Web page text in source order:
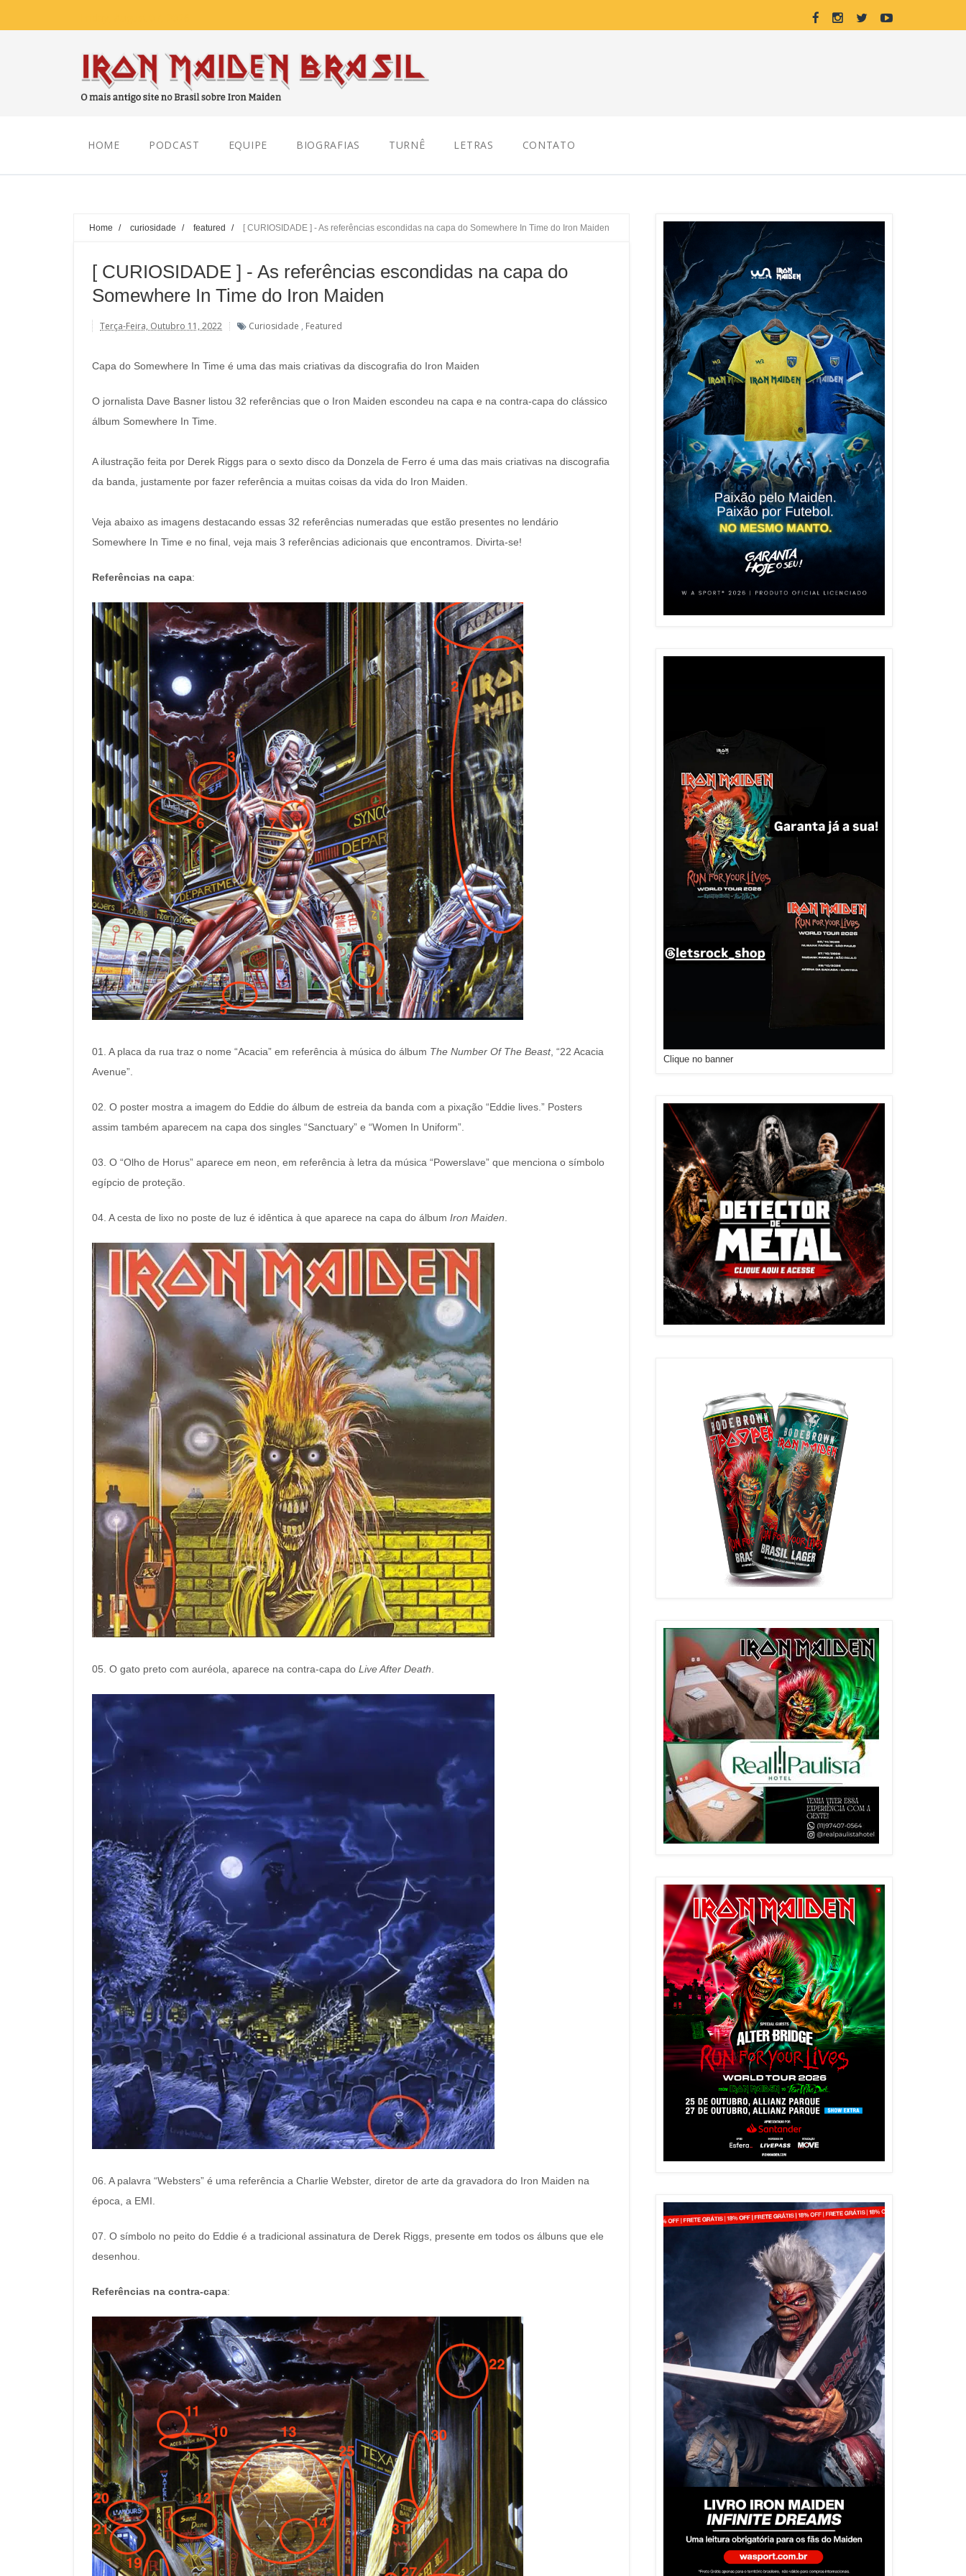
HOME PODCAST EQUIPE BIOGRAFIAS TURNÊ LETRAS CONTATO
Home / curiosidade / featured / [ CURIOSIDADE ] - As referências escondidas na capa do Somewhere In Time do Iron Maiden
[ CURIOSIDADE ] - As referências escondidas na capa do
Somewhere In Time do Iron Maiden
Terça-Feira, Outubro 11, 2022 Curiosidade , Featured
Capa do Somewhere In Time é uma das mais criativas da discografia do Iron Maiden
O jornalista Dave Basner listou 32 referências que o Iron Maiden escondeu na capa e na contra-capa do clássico
álbum Somewhere In Time.
A ilustração feita por Derek Riggs para o sexto disco da Donzela de Ferro é uma das mais criativas na discografia
da banda, justamente por fazer referência a muitas coisas da vida do Iron Maiden.
Veja abaixo as imagens destacando essas 32 referências numeradas que estão presentes no lendário
Somewhere In Time e no final, veja mais 3 referências adicionais que encontramos. Divirta-se!
Referências na capa:
01. A placa da rua traz o nome “Acacia” em referência à música do álbum The Number Of The Beast, “22 Acacia
Avenue”.
02. O poster mostra a imagem do Eddie do álbum de estreia da banda com a pixação “Eddie lives.” Posters
assim também aparecem na capa dos singles “Sanctuary” e “Women In Uniform”.
03. O “Olho de Horus” aparece em neon, em referência à letra da música “Powerslave” que menciona o símbolo
egípcio de proteção.
04. A cesta de lixo no poste de luz é idêntica à que aparece na capa do álbum Iron Maiden
05. O gato preto com auréola, aparece na contra-capa do Live After Death
06. A palavra “Websters” é uma referência a Charlie Webster, diretor de arte da gravadora do Iron Maiden na
época, a EMI.
07. O símbolo no peito do Eddie é a tradicional assinatura de Derek Riggs, presente em todos os álbuns que ele
desenhou.
Referências na contra-capa:
Clique no banner